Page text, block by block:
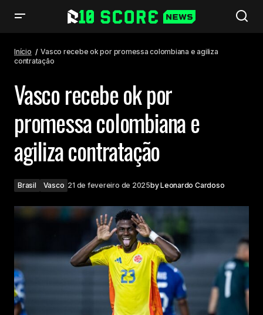
Início
Vasco recebe ok por promessa colombiana e agiliza
contratação
Vasco recebe ok por
promessa colombiana e
agiliza contratação
Brasil Vasco 21 de fevereiro de 2025byLeonardo Cardoso